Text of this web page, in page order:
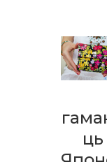
ць